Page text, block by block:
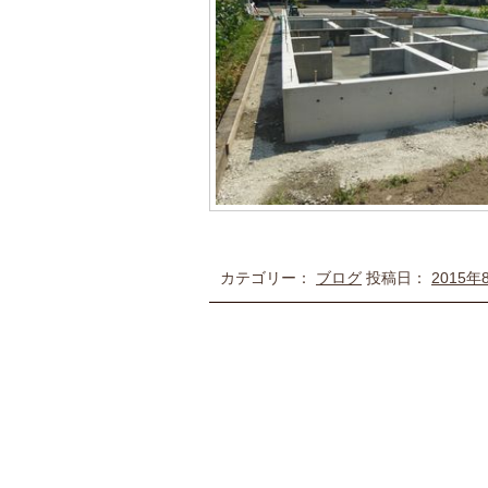
カテゴリー： ブログ 投稿日： 2015年